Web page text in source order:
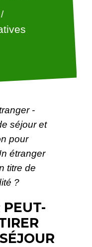
/
-
séjour et
pour
étranger
titre de
?
PEUT-